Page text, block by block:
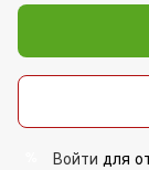
Войти для